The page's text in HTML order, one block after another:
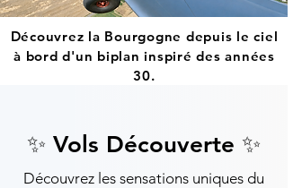
Découvrez la Bourgogne depuis le ciel
à bord d'un biplan inspiré des années
30.
✨ Vols Découverte ✨
Découvrez les sensations uniques du